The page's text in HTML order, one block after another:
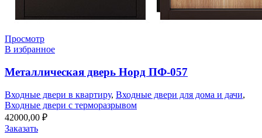
Просмотр
В избранное
Металлическая дверь Норд ПФ-057
Входные двери в квартиру, Входные двери для дома и дачи,
Входные двери с терморазрывом
42000,00 ₽
Заказать